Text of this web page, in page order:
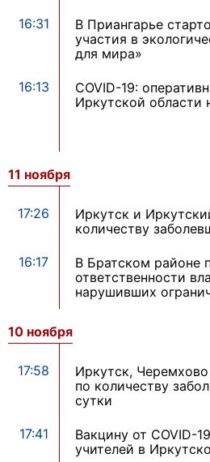
16:31
В Приангарье
участия в
для мира»
16:13
COVID-19:
Иркутской области
11 ноября
17:26
Иркутск и
количеству
16:17
В Братском районе
ответственности
нарушивших
10 ноября
17:58
Иркутск,
по количеству
сутки
17:41
Вакцину от COVID-
учителей в